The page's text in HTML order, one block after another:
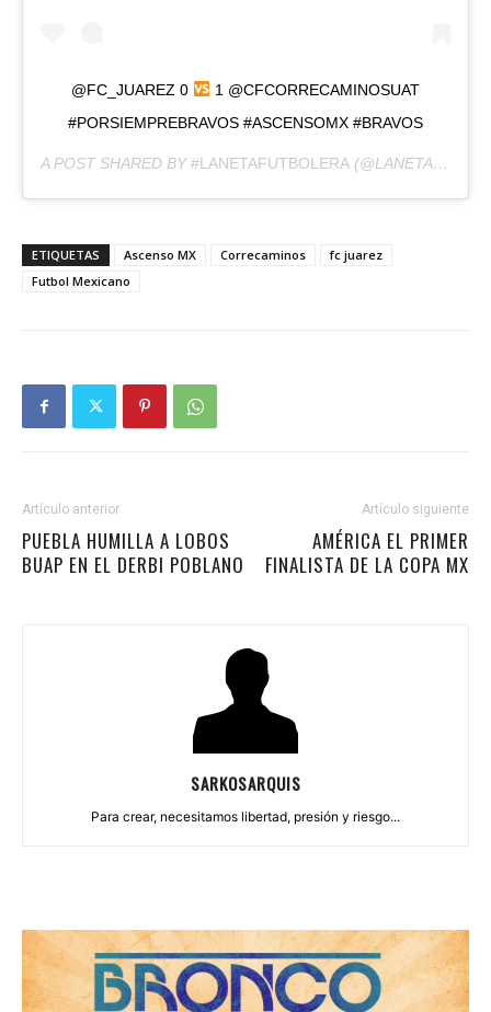
@FC_JUAREZ 0
1 @CFCORRECAMINOSUAT
#PORSIEMPREBRAVOS #ASCENSOMX #BRAVOS
A POST SHARED BY#LANETAFUTBOLERA (@LANETAFUTBOLERA) ON
ETIQUETAS Ascenso MX Correcaminos
fc juarez
Futbol Mexicano
Artículo anterior
PUEBLA HUMILLA A LOBOS
BUAP EN EL DERBI POBLANO
Artículo siguiente
AMÉRICA EL PRIMER
FINALISTA DE LA COPA MX
SARKOSARQUIS
Para crear, necesitamos libertad, presión y riesgo...